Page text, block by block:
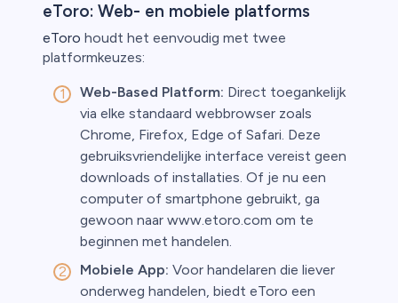
eToro: Web- en mobiele platforms
eToro houdt het eenvoudig met twee
platformkeuzes:
Web-Based Platform: Direct toegankelijk
via elke standaard webbrowser zoals
Chrome, Firefox, Edge of Safari. Deze
gebruiksvriendelijke interface vereist geen
downloads of installaties. Of je nu een
computer of smartphone gebruikt, ga
gewoon naar www.etoro.com om te
beginnen met handelen.
Mobiele App: Voor handelaren die liever
onderweg handelen, biedt eToro een